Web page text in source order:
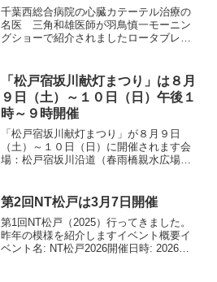
ました
千葉西総合病院の心臓カテーテル治療の
名医 三角和雄医師が羽鳥慎一モーニン
グショーで紹介されましたロータブレー
でしたこれは米粒ほどのドリルを1分間に
2３万回転させてコレス...
「松戸宿坂川献灯まつり」は８月
９日（土）～１０日（日）午後１
時～９時開催
「松戸宿坂川献灯まつり」が８月９日
（土）～１０日（日）に開催されます会
場：松戸宿坂川沿道（春雨橋親水広場か
時 お祭りのハイライトは、たくさんの
美しい灯篭が坂川に流され、夕...
第2回NT松戸は3月7日開催
第1回NT松戸（2025）行ってきました。
昨年の模様を紹介しますイベント概要イ
ベント名: NT松戸2026開催日時: 2026年3